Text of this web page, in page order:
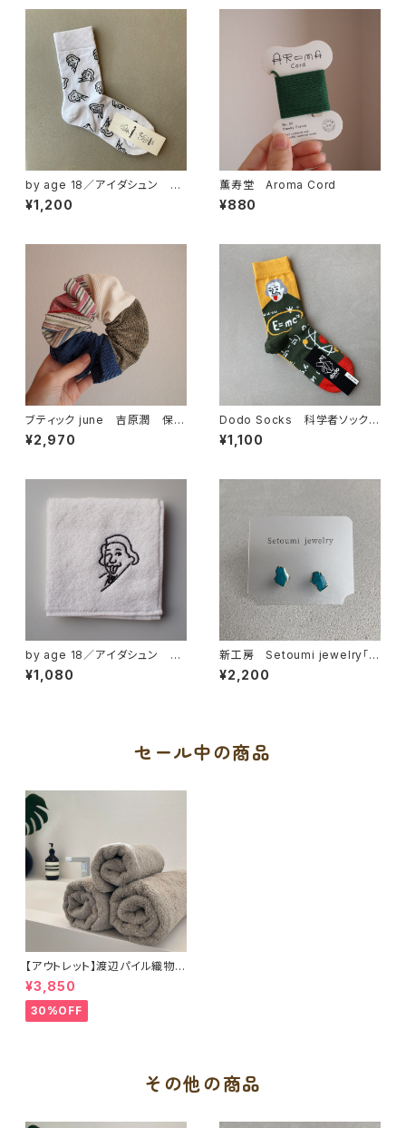
by age 18／アイダシュン D
odo Socks コラボソックス
¥1,200
薫寿堂 Aroma Cord
¥880
ブティック june 吉原潤 保多
織コラージュシュシュ
¥2,970
Dodo Socks 科学者ソックス
【アインシュタイン】
¥1,100
by age 18／アイダシュン 渡
辺パイル織物 コラボハンカチ
¥1,080
新工房 Setoumi jewelry「青
のカケラピアス」
¥2,200
セール中の商品
【アウトレット】渡辺パイル織物
もふもふサンホーキン（バスタオ
ル）
¥3,850
30%OFF
その他の商品